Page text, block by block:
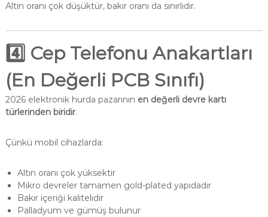
Altın oranı çok düşüktür, bakır oranı da sınırlıdır.
4️⃣ Cep Telefonu Anakartları
(En Değerli PCB Sınıfı)
2026 elektronik hurda pazarının en değerli devre kartı
türlerinden biridir.
Çünkü mobil cihazlarda:
Altın oranı çok yüksektir
Mikro devreler tamamen gold-plated yapıdadır
Bakır içeriği kalitelidir
Palladyum ve gümüş bulunur